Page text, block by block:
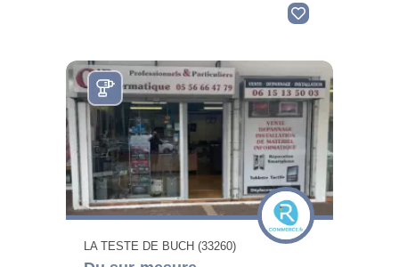
LA TESTE DE BUCH (33260)